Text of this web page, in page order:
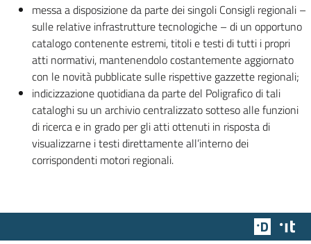
messa a disposizione da parte dei singoli Consigli regionali –
sulle relative infrastrutture tecnologiche – di un opportuno
catalogo contenente estremi, titoli e testi di tutti i propri
atti normativi, mantenendolo costantemente aggiornato
con le novità pubblicate sulle rispettive gazzette regionali;
indicizzazione quotidiana da parte del Poligrafico di tali
cataloghi su un archivio centralizzato sotteso alle funzioni
di ricerca e in grado per gli atti ottenuti in risposta di
visualizzarne i testi direttamente all’interno dei
corrispondenti motori regionali.
Team